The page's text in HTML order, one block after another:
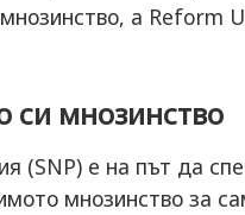
а Reform
си мнозинство
(SNP) е на път да
мнозинство за